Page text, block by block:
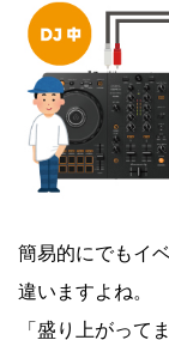
簡易的にでもイ
違いますよね。
「盛り上がって